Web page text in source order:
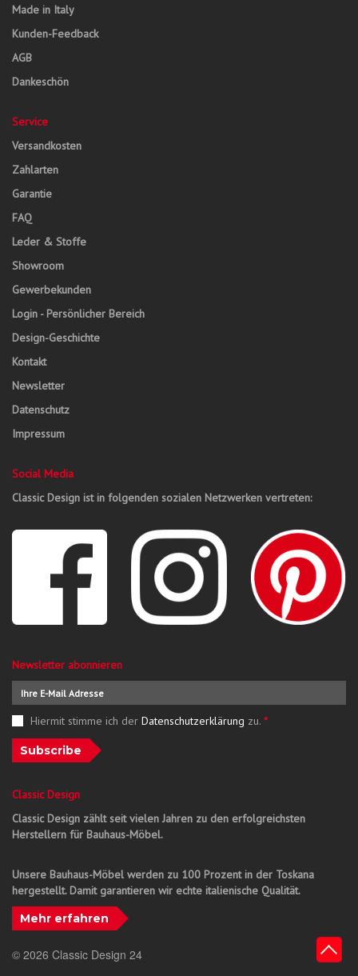
Made in Italy
Kunden-Feedback
AGB
Dankeschön
Service
Versandkosten
Zahlarten
Garantie
FAQ
Leder & Stoffe
Showroom
Gewerbekunden
Login - Persönlicher Bereich
Design-Geschichte
Kontakt
Newsletter
Datenschutz
Impressum
Social Media
Classic Design ist in folgenden sozialen Netzwerken vertreten:
Newsletter abonnieren
Hiermit stimme ich der Datenschutzerklärung zu. *
Subscribe
Classic Design
Classic Design zählt seit vielen Jahren zu den erfolgreichsten
Herstellern für Bauhaus-Möbel.
Unsere Bauhaus-Möbel werden zu 100 Prozent in der Toskana
hergestellt. Damit garantieren wir echte italienische Qualität.
Mehr erfahren
© 2026 Classic Design 24